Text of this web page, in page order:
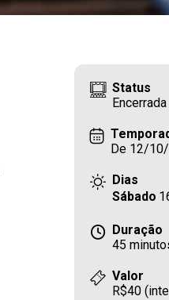
Status
Encerrada
De 12/
Dias
Sábado
Duração
45
Valor
R$40